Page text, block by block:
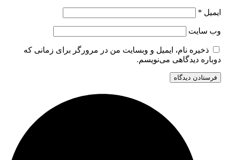
ایمیل *
وب‌ سایت
ذخیره نام، ایمیل و وبسایت من در مرورگر برای زمانی که
دوباره دیدگاهی می‌نویسم.